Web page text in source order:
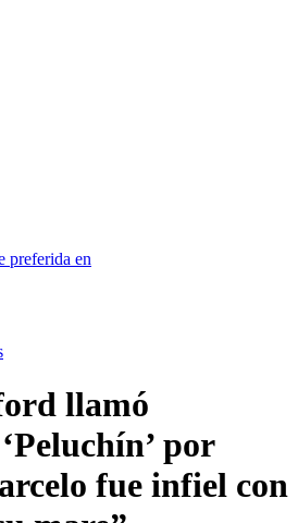
preferida en
llamó
por
fue infiel con